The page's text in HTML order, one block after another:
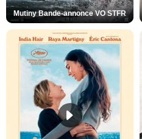
Mutiny Bande-annonce VO STFR